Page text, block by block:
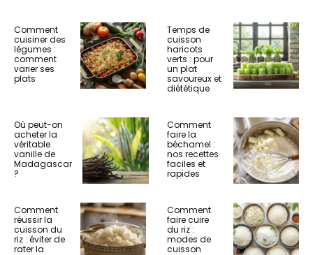
Comment
cuisiner des
légumes :
comment
varier ses
plats
Temps de
cuisson
haricots
verts : pour
un plat
savoureux et
diététique
Où peut-on
acheter la
véritable
vanille de
Madagascar
?
Comment
faire la
béchamel :
nos recettes
faciles et
rapides
Comment
réussir la
cuisson du
riz : éviter de
rater la
Comment
faire cuire
du riz :
modes de
cuisson